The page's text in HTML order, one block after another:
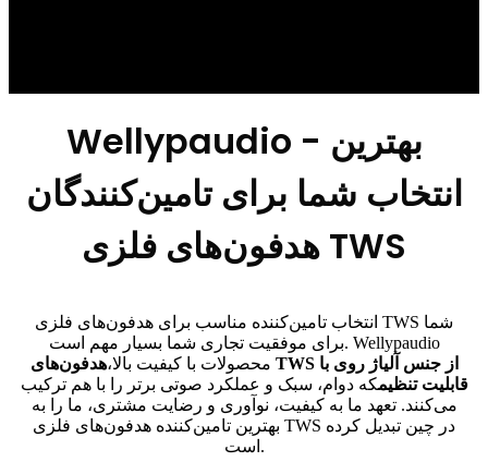
Wellypaudio - بهترین
انتخاب شما برای تامین‌کنندگان
هدفون‌های فلزی TWS
انتخاب تامین‌کننده مناسب برای هدفون‌های فلزی TWS شما
برای موفقیت تجاری شما بسیار مهم است. Wellypaudio
محصولات با کیفیت بالا،هدفون‌های TWS از جنس آلیاژ روی با
قابلیت تنظیمکه دوام، سبک و عملکرد صوتی برتر را با هم ترکیب
می‌کنند. تعهد ما به کیفیت، نوآوری و رضایت مشتری، ما را به
بهترین تامین‌کننده هدفون‌های فلزی TWS در چین تبدیل کرده
است.